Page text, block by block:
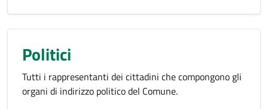
Politici
Tutti i rappresentanti dei cittadini che compongono gli
organi di indirizzo politico del Comune.